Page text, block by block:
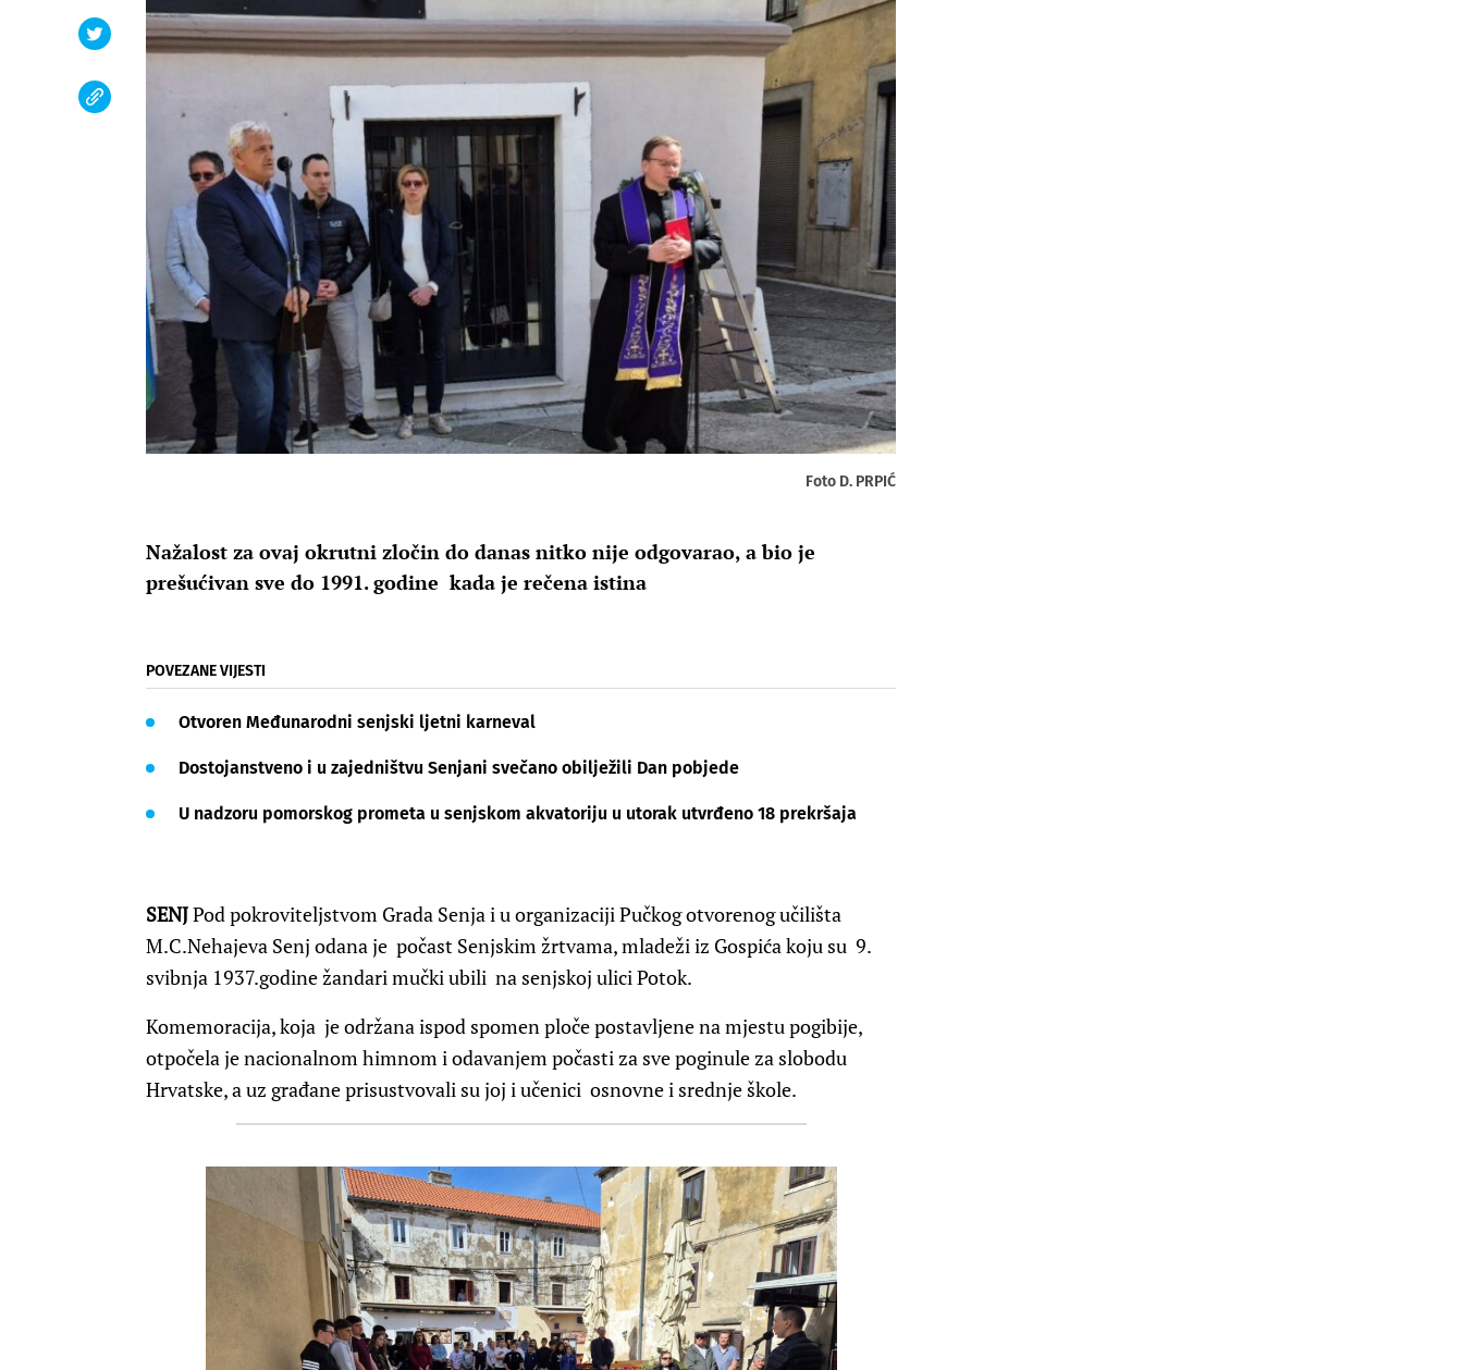
Foto D. PRPIĆ
Nažalost za ovaj okrutni zločin do danas nitko nije odgovarao, a bio je
prešućivan sve do 1991. godine kada je rečena istina
POVEZANE VIJESTI
Otvoren Međunarodni senjski ljetni karneval
Dostojanstveno i u zajedništvu Senjani svečano obilježili Dan pobjede
U nadzoru pomorskog prometa u senjskom akvatoriju u utorak utvrđeno 18 prekršaja
SENJPod pokroviteljstvom Grada Senja i u organizaciji Pučkog otvorenog učilišta
M.C.Nehajeva Senj odana je počast Senjskim žrtvama, mladeži iz Gospića koju su 9.
svibnja 1937.godine žandari mučki ubili na senjskoj ulici Potok.
Komemoracija, koja je održana ispod spomen ploče postavljene na mjestu pogibije,
otpočela je nacionalnom himnom i odavanjem počasti za sve poginule za slobodu
Hrvatske, a uz građane prisustvovali su joj i učenici osnovne i srednje škole.